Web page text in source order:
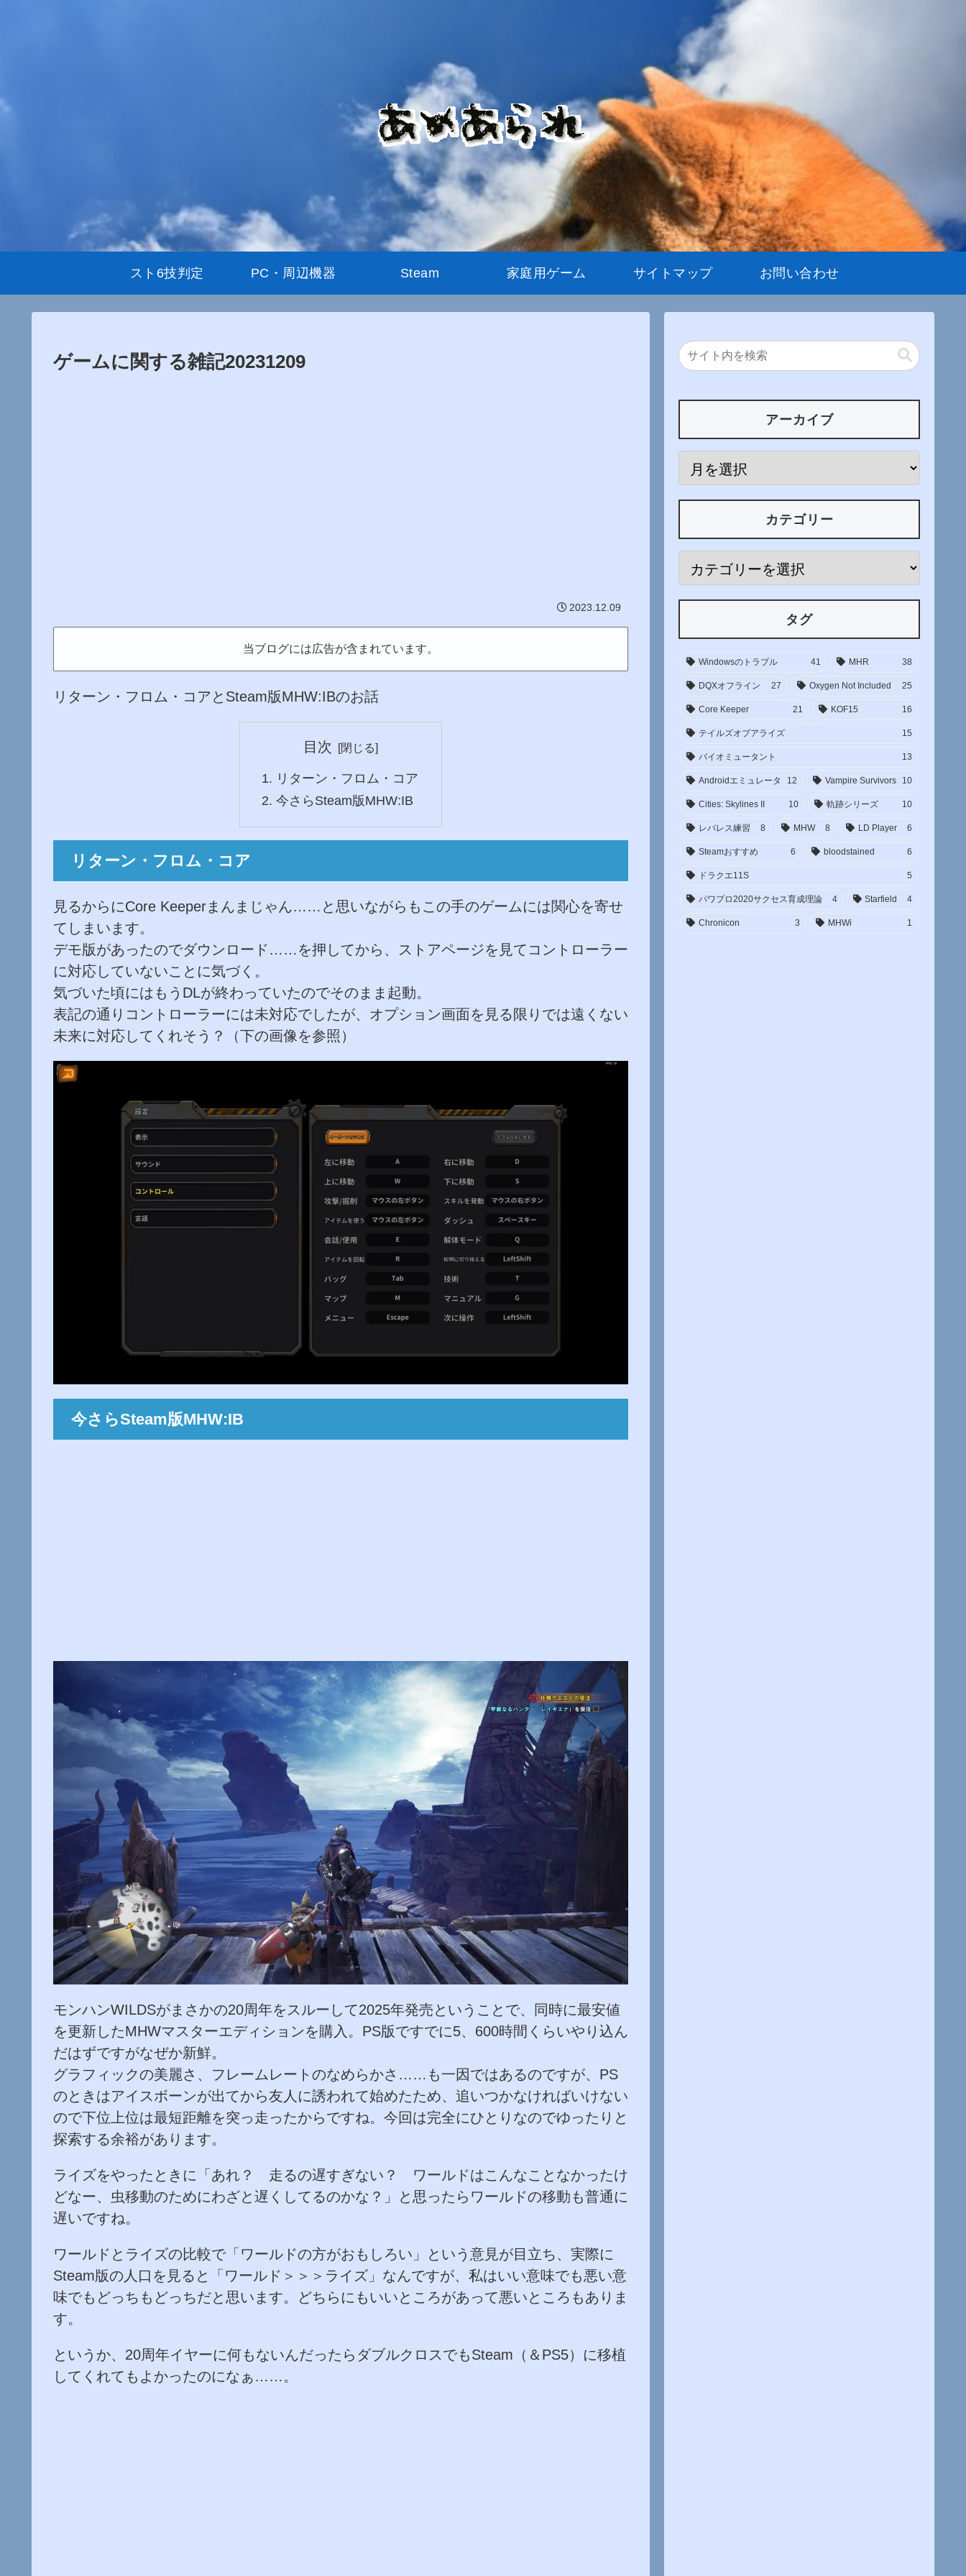
スト6技判定 PC・周辺機器 Steam 家庭用ゲーム サイトマップ お問い合わせ
ゲームに関する雑記20231209
2023.12.09
当ブログには広告が含まれています。
リターン・フロム・コアとSteam版MHW:IBのお話
目次
リターン・フロム・コア
今さらSteam版MHW:IB
リターン・フロム・コア
見るからにCore Keeperまんまじゃん……と思いながらもこの手のゲームには関心を寄せ
てしまいます。
デモ版があったのでダウンロード……を押してから、ストアページを見てコントローラー
に対応していないことに気づく。
気づいた頃にはもうDLが終わっていたのでそのまま起動。
表記の通りコントローラーには未対応でしたが、オプション画面を見る限りでは遠くない
未来に対応してくれそう？（下の画像を参照）
今さらSteam版MHW:IB
モンハンWILDSがまさかの20周年をスルーして2025年発売ということで、同時に最安値
を更新したMHWマスターエディションを購入。PS版ですでに5、600時間くらいやり込ん
だはずですがなぜか新鮮。
グラフィックの美麗さ、フレームレートのなめらかさ……も一因ではあるのですが、PS
のときはアイスボーンが出てから友人に誘われて始めたため、追いつかなければいけない
ので下位上位は最短距離を突っ走ったからですね。今回は完全にひとりなのでゆったりと
探索する余裕があります。
ライズをやったときに「あれ？ 走るの遅すぎない？ ワールドはこんなことなかったけ
どなー、虫移動のためにわざと遅くしてるのかな？」と思ったらワールドの移動も普通に
遅いですね。
ワールドとライズの比較で「ワールドの方がおもしろい」という意見が目立ち、実際に
Steam版の人口を見ると「ワールド＞＞＞ライズ」なんですが、私はいい意味でも悪い意
味でもどっちもどっちだと思います。どちらにもいいところがあって悪いところもありま
す。
というか、20周年イヤーに何もないんだったらダブルクロスでもSteam（＆PS5）に移植
してくれてもよかったのになぁ……。
アーカイブ
カテゴリー
タグ
Windowsのトラブル 41 MHR 38
DQXオフライン 27 Oxygen Not Included 25
Core Keeper 21 KOF15 16
テイルズオブアライズ 15
バイオミュータント 13
Androidエミュレータ 12 Vampire Survivors 10
Cities: Skylines II 10 軌跡シリーズ 10
レバレス練習 8 MHW 8 LD Player 6
Steamおすすめ 6 bloodstained 6
ドラクエ11S 5
パワプロ2020サクセス育成理論 4 Starfield 4
Chronicon 3 MHWi 1